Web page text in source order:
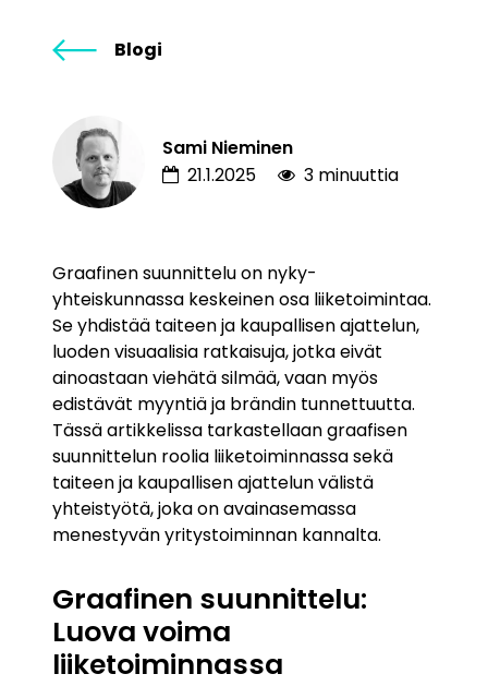
Blogi
Sami Nieminen
21.1.2025
3 minuuttia
Graafinen suunnittelu on nyky-
yhteiskunnassa keskeinen osa liiketoimintaa.
Se yhdistää taiteen ja kaupallisen ajattelun,
luoden visuaalisia ratkaisuja, jotka eivät
ainoastaan viehätä silmää, vaan myös
edistävät myyntiä ja brändin tunnettuutta.
Tässä artikkelissa tarkastellaan graafisen
suunnittelun roolia liiketoiminnassa sekä
taiteen ja kaupallisen ajattelun välistä
yhteistyötä, joka on avainasemassa
menestyvän yritystoiminnan kannalta.
Graafinen suunnittelu:
Luova voima
liiketoiminnassa